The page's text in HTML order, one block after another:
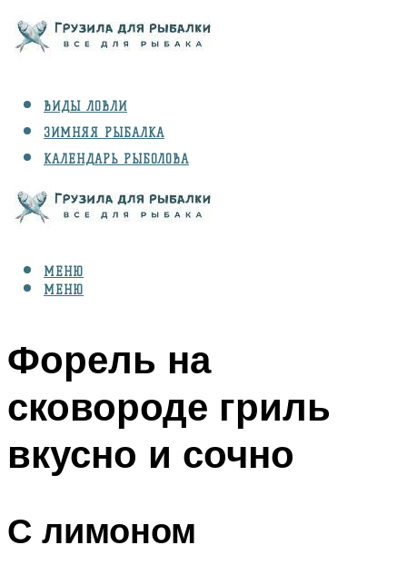
ВИДЫ ЛОВЛИ
ЗИМНЯЯ РЫБАЛКА
КАЛЕНДАРЬ РЫБОЛОВА
СНАРЯЖЕНИЕ
МЕНЮ
МЕНЮ
Форель на
сковороде гриль
вкусно и сочно
С лимоном